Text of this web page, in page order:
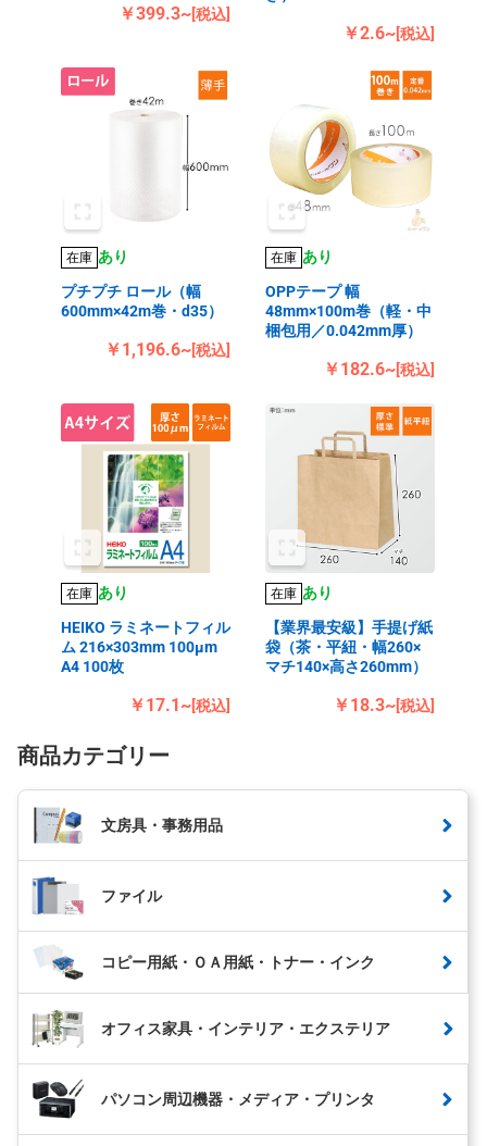
￥399.3~[税込]
￥2.6~[税込]
在庫 あり
プチプチ ロール（幅
600mm×42m巻・d35）
￥1,196.6~[税込]
在庫 あり
OPPテープ 幅
48mm×100m巻（軽・中
梱包用／0.042mm厚）
￥182.6~[税込]
在庫 あり
HEIKO ラミネートフィル
ム 216×303mm 100μm
A4 100枚
￥17.1~[税込]
在庫 あり
【業界最安級】手提げ紙
袋（茶・平紐・幅260×
マチ140×高さ260mm）
￥18.3~[税込]
商品カテゴリー
文房具・事務用品
ファイル
コピー用紙・ＯＡ用紙・トナー・インク
オフィス家具・インテリア・エクステリア
パソコン周辺機器・メディア・プリンタ